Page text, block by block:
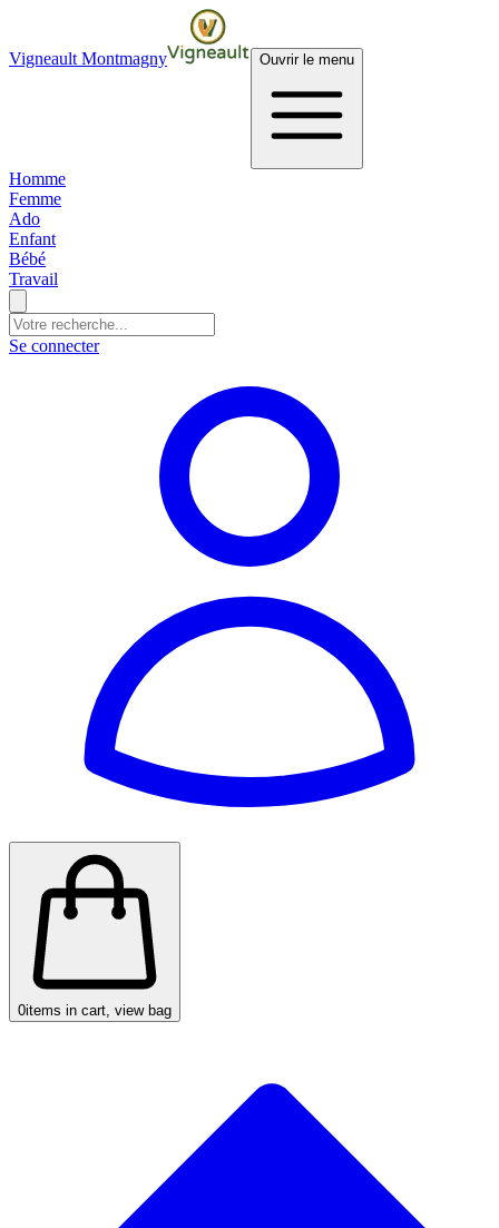
Vigneault Montmagny Ouvrir le menu
Homme
Femme
Ado
Enfant
Bébé
Travail
Se connecter
0items in cart, view bag